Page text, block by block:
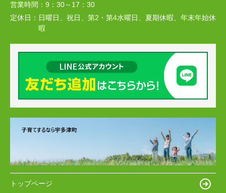
営業時間： 9：30～17：30
定休日： 日曜日、祝日、第2・第4水曜日、夏期休暇、年末年始休
暇
トップページ